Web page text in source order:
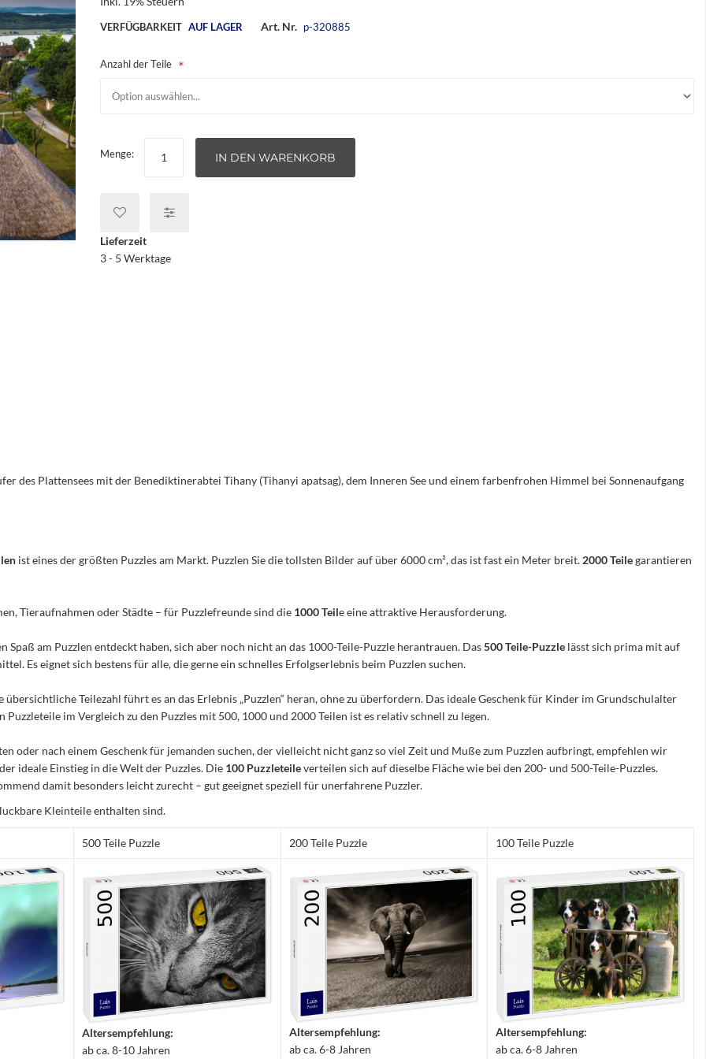
VERFÜGBARKEIT AUF LAGER Art. Nr. p-320885
Anzahl der Teile
Menge: IN DEN WARENKORB
Lieferzeit
3 - 5 Werktage
des Plattensees mit der Benediktinerabtei Tihany (Tihanyi apatsag), dem Inneren See und einem farbenfrohen Himmel bei Sonnenaufgang
ist eines der größten Puzzles am Markt. Puzzlen Sie die tollsten Bilder auf über 6000 cm², das ist fast ein Meter breit. 2000 Teilegarantieren
Tieraufnahmen oder Städte – für Puzzlefreunde sind die 1000 Teile eine attraktive Herausforderung.
am Puzzlen entdeckt haben, sich aber noch nicht an das 1000-Teile-Puzzle herantrauen. Das500 Teile-Puzzle lässt sich prima mit auf
Es eignet sich bestens für alle, die gerne ein schnelles Erfolgserlebnis beim Puzzlen suchen.
Teilezahl führt es an das Erlebnis „Puzzlen“ heran, ohne zu überfordern. Das ideale Geschenk für Kinder im Grundschulalter
im Vergleich zu den Puzzles mit 500, 1000 und 2000 Teilen ist es relativ schnell zu legen.
oder nach einem Geschenk für jemanden suchen, der vielleicht nicht ganz so viel Zeit und Muße zum Puzzlen aufbringt, empfehlen wir
ideale Einstieg in die Welt der Puzzles. Die 100 Puzzleteileverteilen sich auf dieselbe Fläche wie bei den 200- und 500-Teile-Puzzles.
damit besonders leicht zurecht – gut geeignet speziell für unerfahrene Puzzler.
Kleinteile enthalten sind.
500 Teile Puzzle 200 Teile Puzzle 100 Teile Puzzle
Altersempfehlung:
ab ca. 8-10 Jahren
Altersempfehlung:
ab ca. 6-8 Jahren
Altersempfehlung:
ab ca. 6-8 Jahren